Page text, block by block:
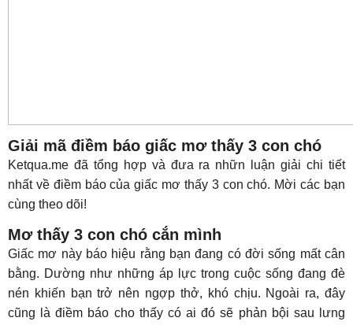
Giải mã điềm báo giấc mơ thấy 3 con chó
Ketqua.me đã tổng hợp và đưa ra nhữn luận giải chi tiết
nhất về điềm báo của giấc mơ thấy 3 con chó. Mời các bạn
cùng theo dõi!
Mơ thấy 3 con chó cắn mình
Giấc mơ này báo hiệu rằng bạn đang có đời sống mất cân
bằng. Dường như những áp lực trong cuộc sống đang đè
nén khiến bạn trở nên ngợp thở, khó chịu. Ngoài ra, đây
cũng là điềm báo cho thấy có ai đó sẽ phản bội sau lưng